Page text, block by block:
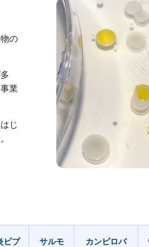
の
業
じ
ビブ
サルモ
カンピロバ